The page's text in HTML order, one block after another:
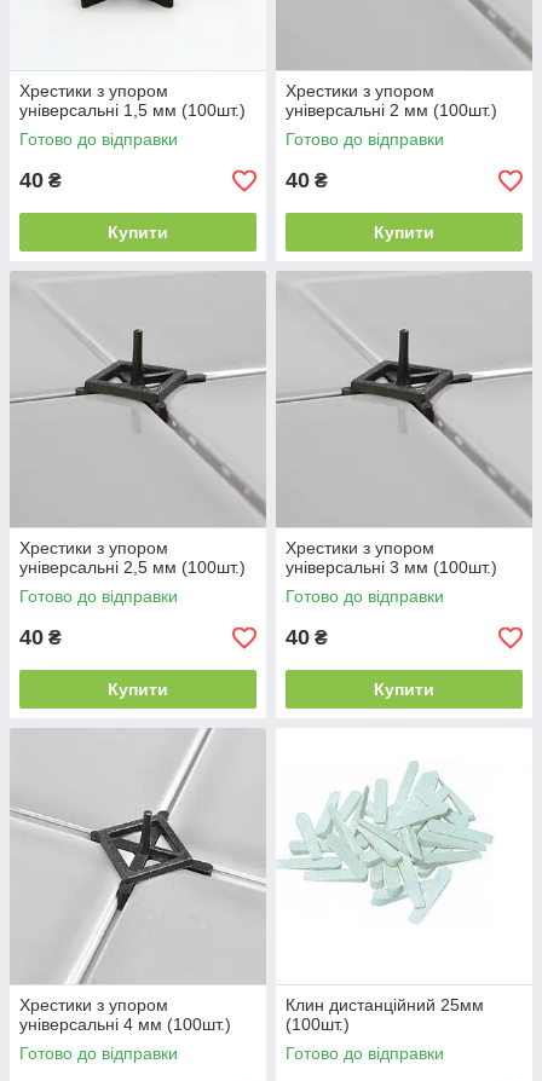
Хрестики з упором
універсальні 1,5 мм (100шт.)
Готово до відправки
40 ₴
Купити
Хрестики з упором
універсальні 2 мм (100шт.)
Готово до відправки
40 ₴
Купити
Хрестики з упором
універсальні 2,5 мм (100шт.)
Готово до відправки
40 ₴
Купити
Хрестики з упором
універсальні 3 мм (100шт.)
Готово до відправки
40 ₴
Купити
Хрестики з упором
універсальні 4 мм (100шт.)
Готово до відправки
Клин дистанційний 25мм
(100шт.)
Готово до відправки